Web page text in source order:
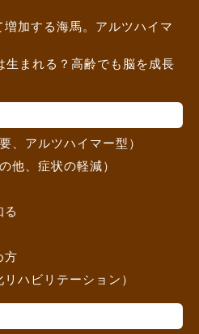
加する海馬。アルツハイマ
生まれる？高齢でも脳を成長
、アルツハイマー型）
他、症状の軽減）
る
方
ハビリテーション）